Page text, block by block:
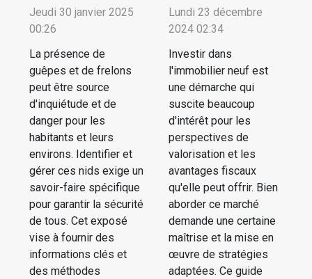
Jeudi 30 janvier 2025
00:26
La présence de
guêpes et de frelons
peut être source
d'inquiétude et de
danger pour les
habitants et leurs
environs. Identifier et
gérer ces nids exige un
savoir-faire spécifique
pour garantir la sécurité
de tous. Cet exposé
vise à fournir des
informations clés et
des méthodes
Lundi 23 décembre
2024 02:34
Investir dans
l'immobilier neuf est
une démarche qui
suscite beaucoup
d'intérêt pour les
perspectives de
valorisation et les
avantages fiscaux
qu'elle peut offrir. Bien
aborder ce marché
demande une certaine
maîtrise et la mise en
œuvre de stratégies
adaptées. Ce guide